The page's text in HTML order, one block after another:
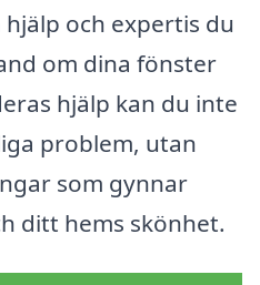
och expertis du
om dina fönster
hjälp kan du inte
problem, utan
som gynnar
ditt hems skönhet.